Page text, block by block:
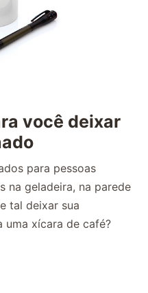
você deixar
para pessoas
na geladeira, na parede
tal deixar sua
uma xícara de café?